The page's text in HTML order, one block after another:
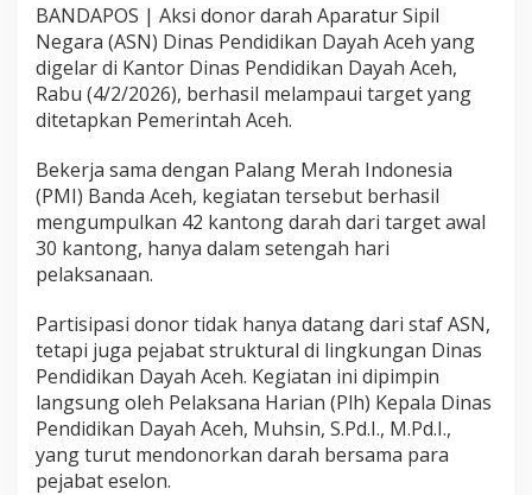
BANDAPOS | Aksi donor darah Aparatur Sipil
Negara (ASN) Dinas Pendidikan Dayah Aceh yang
digelar di Kantor Dinas Pendidikan Dayah Aceh,
Rabu (4/2/2026), berhasil melampaui target yang
ditetapkan Pemerintah Aceh.
Bekerja sama dengan Palang Merah Indonesia
(PMI) Banda Aceh, kegiatan tersebut berhasil
mengumpulkan 42 kantong darah dari target awal
30 kantong, hanya dalam setengah hari
pelaksanaan.
Partisipasi donor tidak hanya datang dari staf ASN,
tetapi juga pejabat struktural di lingkungan Dinas
Pendidikan Dayah Aceh. Kegiatan ini dipimpin
langsung oleh Pelaksana Harian (Plh) Kepala Dinas
Pendidikan Dayah Aceh, Muhsin, S.Pd.I., M.Pd.I.,
yang turut mendonorkan darah bersama para
pejabat eselon.